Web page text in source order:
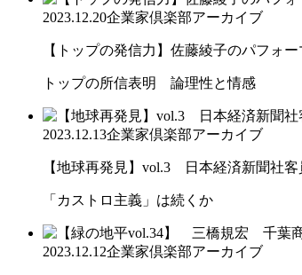
2023.12.20企業家倶楽部アーカイブ
【トップの発信力】佐藤綾子のパフォ
トップの所信表明 論理性と情感
2023.12.13企業家倶楽部アーカイブ
【地球再発見】vol.3 日本経済新聞社
「カストロ主義」は続くか
2023.12.12企業家倶楽部アーカイブ